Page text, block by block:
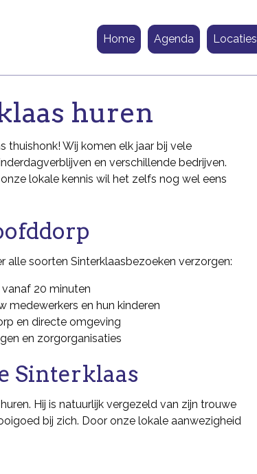
Home Agenda Locaties
huren
Wij komen elk jaar bij vele
en verschillende bedrijven.
lokale kennis wil het zelfs nog wel eens
alle soorten Sinterklaasbezoeken verzorgen:
20 minuten
medewerkers en hun kinderen
en directe omgeving
en zorgorganisaties
Sinterklaas
Hij is natuurlijk vergezeld van zijn trouwe
bij zich. Door onze lokale aanwezigheid